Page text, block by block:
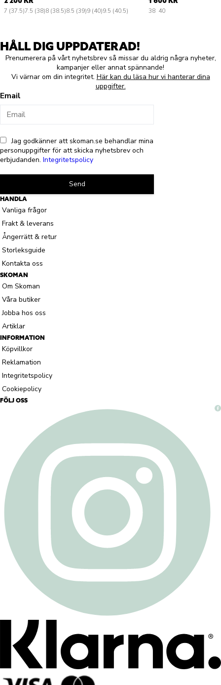
7 (37.5)7.5 (38)8 (38.5)8.5 (39)9 (40)9.5 (40.5) 38 40
HÅLL DIG UPPDATERAD!
Prenumerera på vårt nyhetsbrev så missar du aldrig några nyheter,
kampanjer eller annat spännande!
Vi värnar om din integritet. Här kan du läsa hur vi hanterar dina
uppgifter.
Email
Jag godkänner att skoman.se behandlar mina
personuppgifter för att skicka nyhetsbrev och
erbjudanden. Integritetspolicy
Send
HANDLA
Vanliga frågor
Frakt & leverans
Ångerrätt & retur
Storleksguide
Kontakta oss
SKOMAN
Om Skoman
Våra butiker
Jobba hos oss
Artiklar
INFORMATION
Köpvillkor
Reklamation
Integritetspolicy
Cookiepolicy
FÖLJ OSS